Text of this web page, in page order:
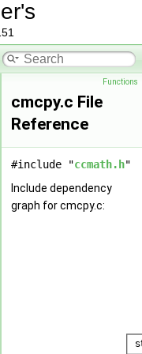
Functions
cmcpy.c File
Reference
#include "ccmath.h"
Include dependency
graph for cmcpy.c: